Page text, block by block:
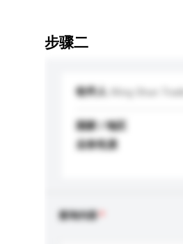
步骤二
收件人 Wing Shun
国家 / 地区
业务性质
查询内容